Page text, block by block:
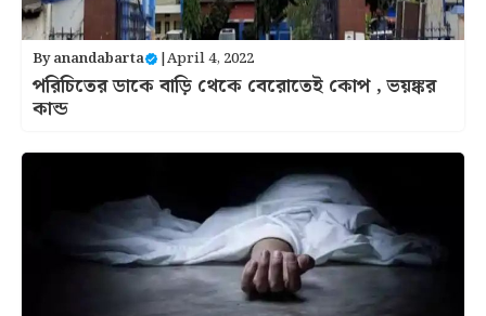
Byanandabarta |April 4, 2022
পরিচিতের ডাকে বাড়ি থেকে বেরোতেই কোপ , ভয়ঙ্কর
কান্ড